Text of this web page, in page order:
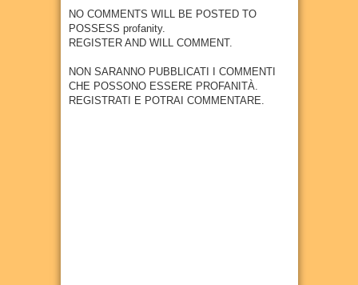
ce do
câncer
27 Jul 2026
a
empr
esa
metal
úrgica
com
previs
ão de
300
NO COMMENTS WILL BE POSTED TO
POSSESS profanity.
REGISTER AND WILL COMMENT.
NON SARANNO PUBBLICATI I COMMENTI
CHE POSSONO ESSERE PROFANITÀ.
REGISTRATI E POTRAI COMMENTARE.